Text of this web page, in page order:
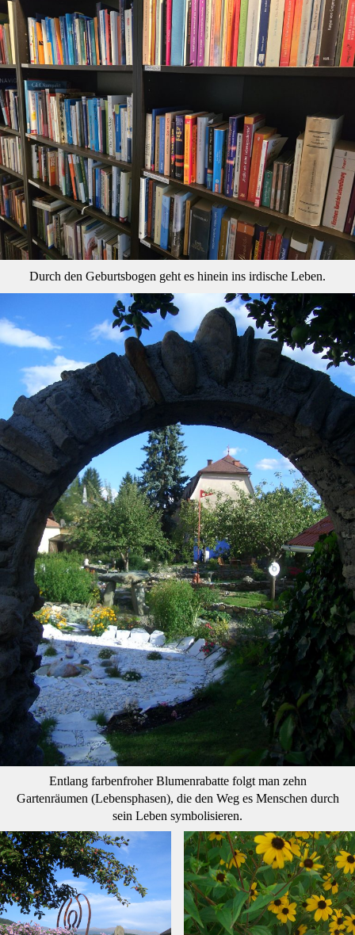
Durch den Geburtsbogen geht es hinein ins irdische Leben.
Entlang farbenfroher Blumenrabatte folgt man zehn
Gartenräumen (Lebensphasen), die den Weg es Menschen durch
sein Leben symbolisieren.